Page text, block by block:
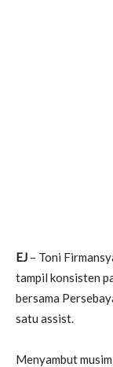
EJ – Toni
tampil konsisten
bersama
satu assist.
Menyambut